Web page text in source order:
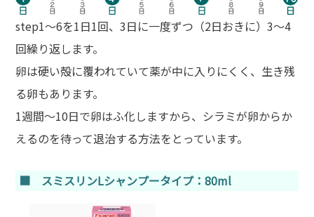
step1～6を1日1回、3日に一度ずつ（2日おきに）3～4
回繰り返します。
卵は硬い殻に覆われていて薬が中に入りにくく、生き残
る卵もあります。
1週間～10日で卵はふ化しますから、シラミが卵からか
えるのを待って退治する方法をとっています。
■ スミスリンLシャンプータイプ：80ml